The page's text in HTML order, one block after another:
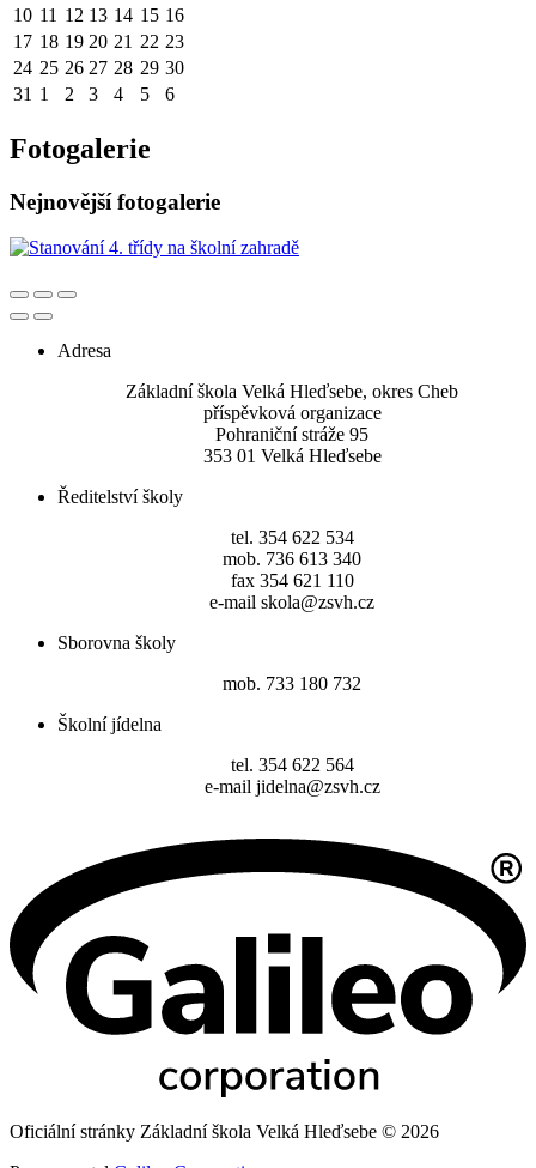
10 11 12 13 14 15 16
17 18 19 20 21 22 23
24 25 26 27 28 29 30
31 1 2 3 4 5 6
Fotogalerie
Nejnovější fotogalerie
Adresa
Základní škola Velká Hleďsebe, okres Cheb
příspěvková organizace
Pohraniční stráže 95
353 01 Velká Hleďsebe
Ředitelství školy
tel. 354 622 534
mob. 736 613 340
fax 354 621 110
e-mail skola@zsvh.cz
Sborovna školy
mob. 733 180 732
Školní jídelna
tel. 354 622 564
e-mail jidelna@zsvh.cz
Oficiální stránky Základní škola Velká Hleďsebe © 2026